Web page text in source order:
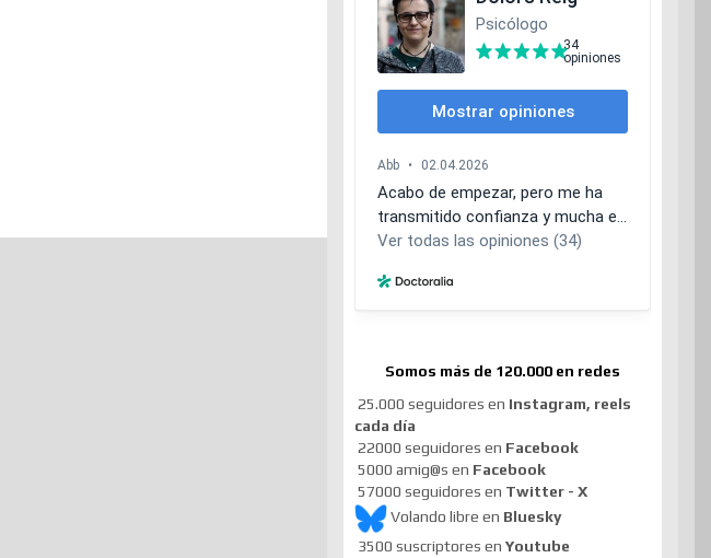
Somos más de 120.000 en redes
25.000 seguidores en Instagram, reels
cada día
22000 seguidores en Facebook
5000 amig@s en Facebook
57000 seguidores en Twitter - X
Volando libre en Bluesky
3500 suscriptores en Youtube